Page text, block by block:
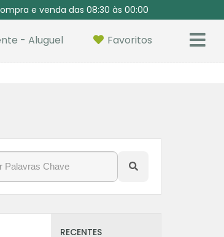
e venda das 08:30 às 00:00
- Aluguel Favoritos
RECENTES